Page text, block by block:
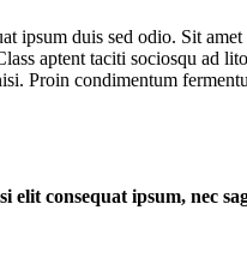
duis sed odio. Sit
aptent taciti sociosqu ad
Proin condimentum
consequat ipsum, nec